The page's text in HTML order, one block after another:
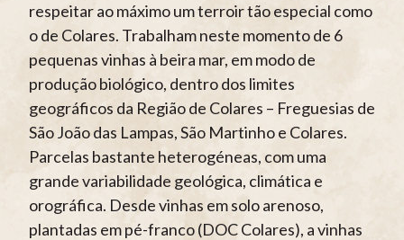
respeitar ao máximo um terroir tão especial como
o de Colares. Trabalham neste momento de 6
pequenas vinhas à beira mar, em modo de
produção biológico, dentro dos limites
geográficos da Região de Colares – Freguesias de
São João das Lampas, São Martinho e Colares.
Parcelas bastante heterogéneas, com uma
grande variabilidade geológica, climática e
orográfica. Desde vinhas em solo arenoso,
plantadas em pé-franco (DOC Colares), a vinhas